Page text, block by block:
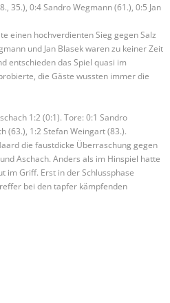
35.), 0:4 Sandro Wegmann (61.), 0:5 Jan
einen hochverdienten Sieg gegen Salz
und Jan Blasek waren zu keiner Zeit
entschieden das Spiel quasi im
die Gäste wussten immer die
1:2 (0:1). Tore: 0:1 Sandro
(63.), 1:2 Stefan Weingart (83.).
die faustdicke Überraschung gegen
Aschach. Anders als im Hinspiel hatte
im Griff. Erst in der Schlussphase
bei den tapfer kämpfenden